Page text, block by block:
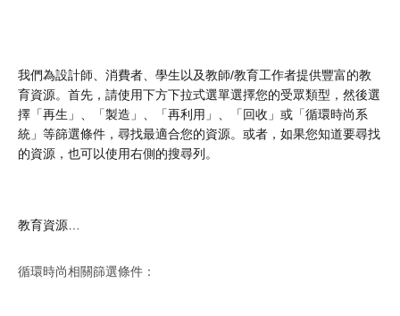
我們為設計師、消費者、學生以及教師/教育工作者提供豐富的教
育資源。首先，請使用下方下拉式選單選擇您的受眾類型，然後選
擇「再生」、「製造」、「再利用」、「回收」或「循環時尚系
統」等篩選條件，尋找最適合您的資源。或者，如果您知道要尋找
的資源，也可以使用右側的搜尋列。
教育資源…
循環時尚相關篩選條件：